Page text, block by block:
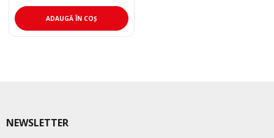
a
fost:
3.210,00 lei.
este:
2.574,00 lei.ADAUGĂ ÎN COȘ
NEWSLETTER